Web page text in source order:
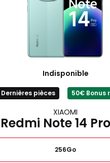
Indisponible
Dernières pièces 50€ Bonus
XIAOMI
Redmi Note 14
256Go